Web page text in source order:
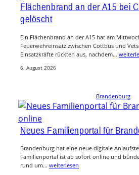
Flächenbrand an der A15 bei
gelöscht
Ein Flächenbrand an der A15 hat am
Feuerwehreinsatz zwischen Cottbus und
Einsatzkräfte rückten aus, nachdem…
6. August 2026
Brandenburg
Neues Familienportal für
Brandenburg hat eine neue digitale
Familienportal ist ab sofort online und
rund um… weiterlesen